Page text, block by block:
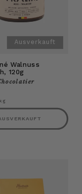
Ausverkauft
Walnuss
120g
pro
kg